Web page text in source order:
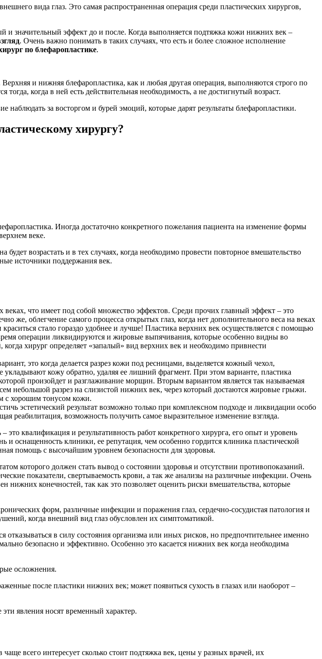
вида глаз. Это самая распространенная операция среди пластических хирургов,
и значительный эффект до и после. Когда выполняется подтяжка кожи нижних век –
. Очень важно понимать в таких случаях, что есть и более сложное исполнение
по блефаропластике.
и нижняя блефаропластика, как и любая другая операция, выполняются строго по
когда в ней есть действительная необходимость, а не достигнутый возраст.
наблюдать за восторгом и бурей эмоций, которые дарят результаты блефаропластики.
хирургу?
Иногда достаточно конкретного пожелания пациента на изменение формы
веке.
возрастать и в тех случаях, когда необходимо провести повторное вмешательство
источники поддержания век.
что имеет под собой множество эффектов. Среди прочих главный эффект – это
же, облегчение самого процесса открытых глаз, когда нет дополнительного веса на веках
стало гораздо удобнее и лучше! Пластика верхних век осуществляется с помощью
операции ликвидируются и жировые выпячивания, которые особенно видны во
хирург определяет «запалый» вид верхних век и необходимо привнести
это когда делается разрез кожи под ресницами, выделяется кожный чехол,
кожу обратно, удаляя ее лишний фрагмент. При этом варианте, пластика
произойдет и разглаживание морщин. Вторым вариантом является так называемая
небольшой разрез на слизистой нижних век, через который достаются жировые грыжи.
с хорошим тонусом кожи.
эстетический результат возможно только при комплексном подходе и ликвидации особо
реабилитация, возможность получить самое выразительное изменение взгляда.
квалификация и результативность работ конкретного хирурга, его опыт и уровень
оснащенность клиники, ее репутация, чем особенно гордится клиника пластической
помощь с высочайшим уровнем безопасности для здоровья.
которого должен стать вывод о состоянии здоровья и отсутствии противопоказаний.
показатели, свертываемость крови, а так же анализы на различные инфекции. Очень
нижних конечностей, так как это позволяет оценить риски вмешательства, которые
форм, различные инфекции и поражения глаз, сердечно-сосудистая патология и
когда внешний вид глаз обусловлен их симптоматикой.
отказываться в силу состояния организма или иных рисков, но предпочтительнее именно
безопасно и эффективно. Особенно это касается нижних век когда необходима
осложнения.
после пластики нижних век; может появиться сухость в глазах или наоборот –
явления носят временный характер.
всего интересует сколько стоит подтяжка век, цены у разных врачей, их